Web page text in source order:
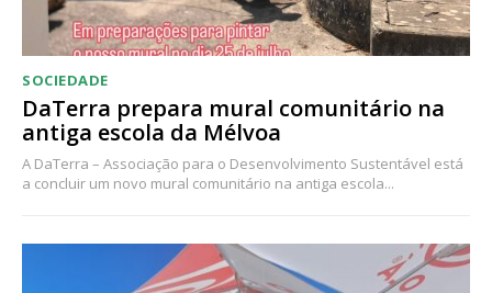
SOCIEDADE
DaTerra prepara mural comunitário na
antiga escola da Mélvoa
A DaTerra – Associação para o Desenvolvimento Sustentável está
a concluir um novo mural comunitário na antiga escola...